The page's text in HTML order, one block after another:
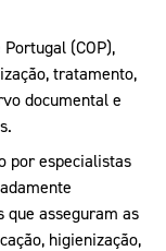
(COP),
tratamento,
documental e
por especialistas
asseguram as
higienização,